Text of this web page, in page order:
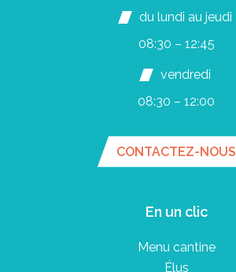
du lundi au jeudi
08:30 – 12:45
vendredi
08:30 – 12:00
CONTACTEZ-NOUS
En un clic
Menu cantine
Élus